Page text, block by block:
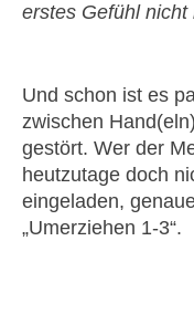
erstes Gefühl nicht
Und schon ist es
zwischen
gestört. Wer der
heutzutage doch
eingeladen,
„Umerziehen 1-3“.